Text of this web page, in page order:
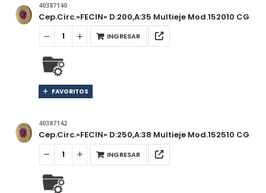
40387140
Cep.Circ.»FECIN» D:200,A:35 Multieje Mod.152010 CG
INGRESAR
FAVORITOS
40387142
Cep.Circ.»FECIN» D:250,A:38 Multieje Mod.152510 CG
INGRESAR